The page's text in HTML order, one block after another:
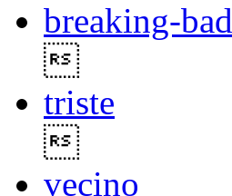
breaking-bad
triste
vecino